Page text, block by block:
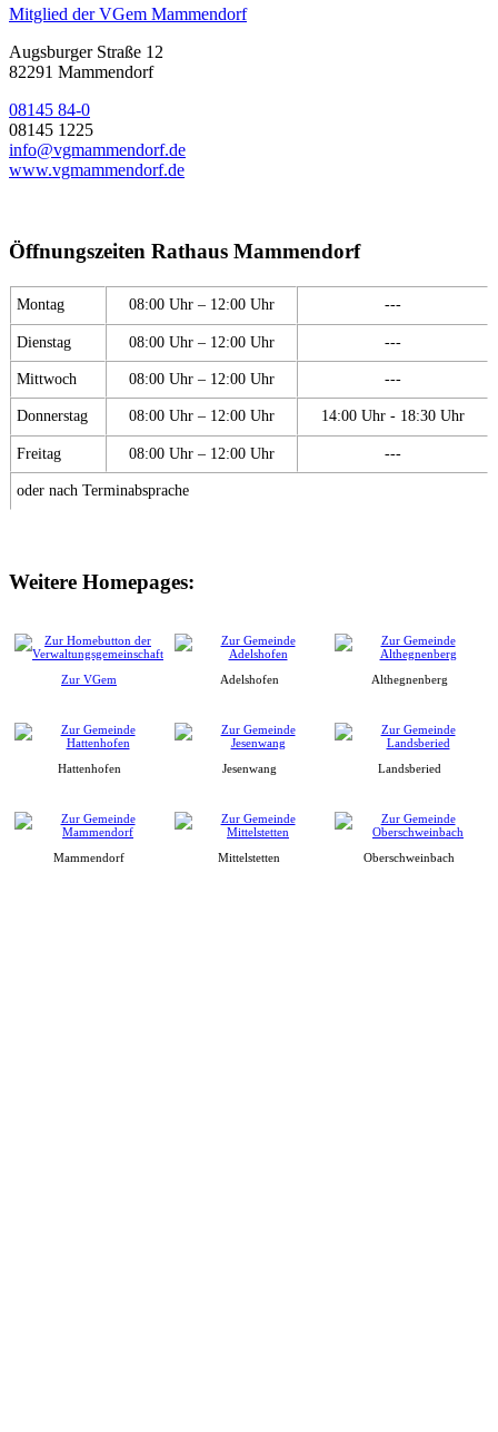
Mitglied der VGem Mammendorf
Augsburger Straße 12
82291 Mammendorf
08145 84-0
08145 1225
info@vgmammendorf.de
www.vgmammendorf.de
Öffnungszeiten Rathaus Mammendorf
Montag 08:00 Uhr – 12:00 Uhr ---
Dienstag 08:00 Uhr – 12:00 Uhr ---
Mittwoch 08:00 Uhr – 12:00 Uhr ---
Donnerstag 08:00 Uhr – 12:00 Uhr 14:00 Uhr - 18:30 Uhr
Freitag 08:00 Uhr – 12:00 Uhr ---
oder nach Terminabsprache
Weitere Homepages:
Zur VGem Adelshofen Althegnenberg
Hattenhofen Jesenwang Landsberied
Mammendorf Mittelstetten Oberschweinbach